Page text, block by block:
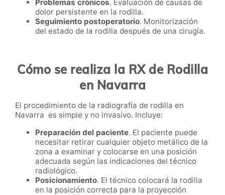
Problemas crónicos. Evaluación de causas de
dolor persistente en la rodilla.
Seguimiento postoperatorio. Monitorización
del estado de la rodilla después de una cirugía.
Cómo se realiza la RX de Rodilla
en Navarra
El procedimiento de la radiografía de rodilla en
Navarra es simple y no invasivo. Incluye:
Preparación del paciente. El paciente puede
necesitar retirar cualquier objeto metálico de la
zona a examinar y colocarse en una posición
adecuada según las indicaciones del técnico
radiológico.
Posicionamiento. El técnico colocará la rodilla
en la posición correcta para la proyección